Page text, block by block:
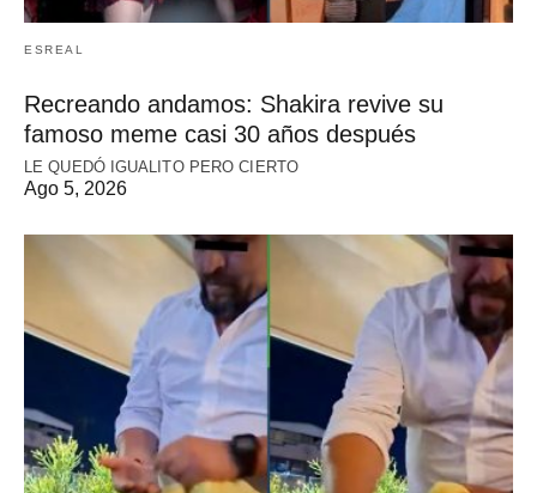
ESREAL
Recreando andamos: Shakira revive su
famoso meme casi 30 años después
LE QUEDÓ IGUALITO PERO CIERTO
Ago 5, 2026